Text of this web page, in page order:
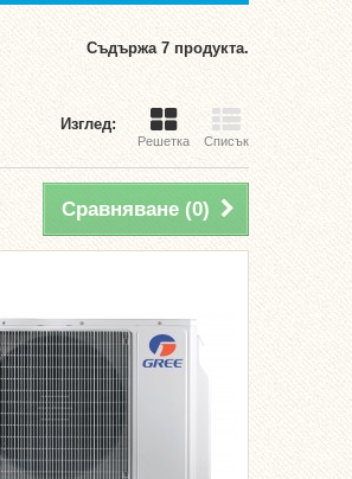
Съдържа 7 продукта.
Изглед:
Решетка Списък
Сравняване (0)